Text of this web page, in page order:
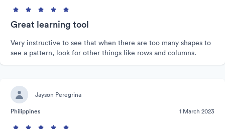
Great learning tool
Very instructive to see that when there are too many shapes to
see a pattern, look for other things like rows and columns.
Jayson Peregrina
Philippines
1 March 2023